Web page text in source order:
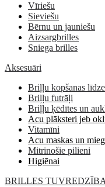
Vīriešu
Sieviešu
Bērnu un jauniešu
Aizsargbrilles
Sniega brilles
Aksesuāri
Briļļu kopšanas
Briļļu futrāļi
Briļļu ķēdītes un
Acu plāksteri jeb
Vitamīni
Acu maskas un
Mitrinošie pilieni
Higiēnai
BRILLES